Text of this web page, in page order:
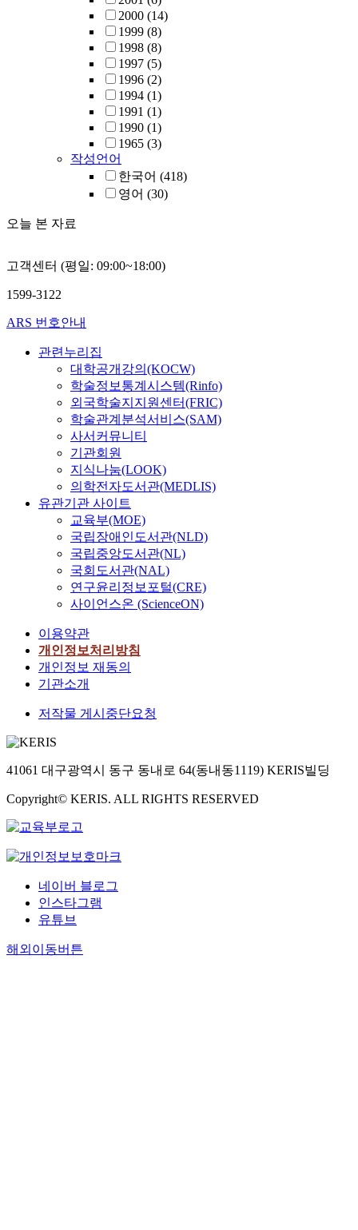
2000 (14)
1999 (8)
1998 (8)
1997 (5)
1996 (2)
1994 (1)
1991 (1)
1990 (1)
1965 (3)
작성언어
한국어 (418)
영어 (30)
오늘 본 자료
고객센터 (평일: 09:00~18:00)
1599-3122
ARS 번호안내
관련누리집
대학공개강의(KOCW)
학술정보통계시스템(Rinfo)
외국학술지지원센터(FRIC)
학술관계분석서비스(SAM)
사서커뮤니티
기관회원
지식나눔(LOOK)
의학전자도서관(MEDLIS)
유관기관 사이트
교육부(MOE)
국립장애인도서관(NLD)
국립중앙도서관(NL)
국회도서관(NAL)
연구윤리정보포털(CRE)
사이언스온 (ScienceON)
이용약관
개인정보처리방침
개인정보 재동의
기관소개
저작물 게시중단요청
41061 대구광역시 동구 동내로 64(동내동1119) KERIS빌딩
Copyright© KERIS. ALL RIGHTS RESERVED
네이버 블로그
인스타그램
유튜브
해외이동버튼